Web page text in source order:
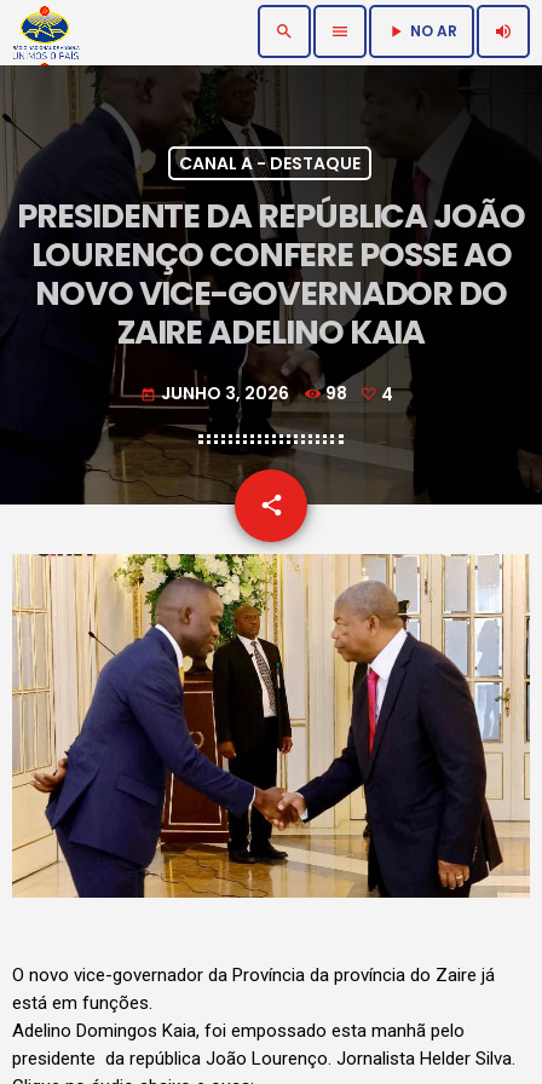
search menu play_arrow NO AR volume_up
CANAL A - DESTAQUE
PRESIDENTE DA REPÚBLICA JOÃO
LOURENÇO CONFERE POSSE AO
NOVO VICE-GOVERNADOR DO
ZAIRE ADELINO KAIA
today JUNHO 3, 2026 98 4
share
email
O novo vice-governador da Província da província do Zaire já
está em funções.
Adelino Domingos Kaia, foi empossado esta manhã pelo
presidente da república João Lourenço. Jornalista Helder Silva.